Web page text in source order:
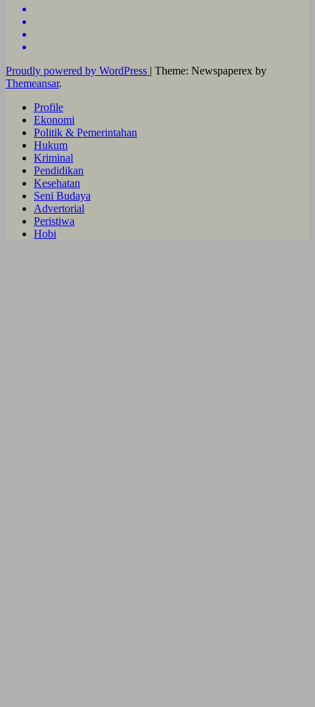
Proudly powered by WordPress | Theme: Newspaperex by
Themeansar.
Profile
Ekonomi
Politik & Pemerintahan
Hukum
Kriminal
Pendidikan
Kesehatan
Seni Budaya
Advertorial
Peristiwa
Hobi